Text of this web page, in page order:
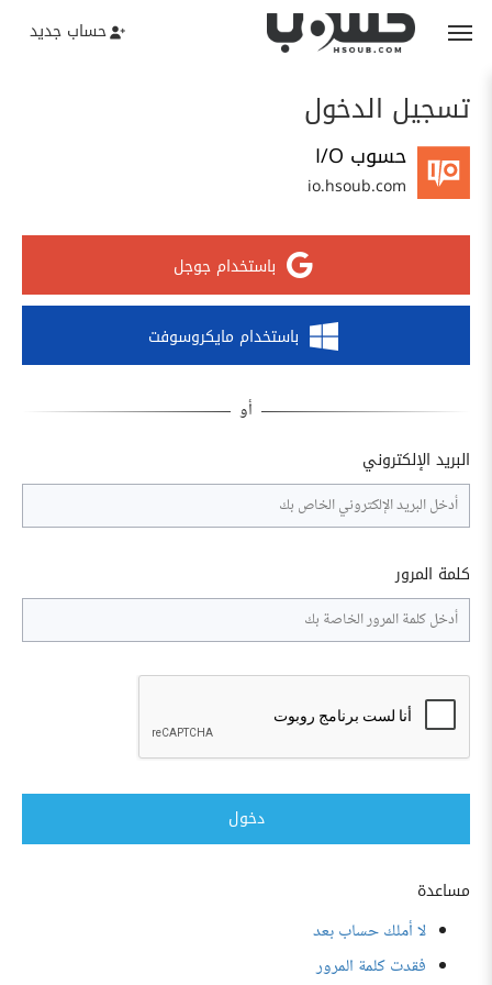
حساب جديد
تسجيل الدخول
حسوب I/O
io.hsoub.com
باستخدام جوجل
باستخدام مايكروسوفت
البريد الإلكتروني
كلمة المرور
دخول
مساعدة
لا أملك حساب بعد
فقدت كلمة المرور